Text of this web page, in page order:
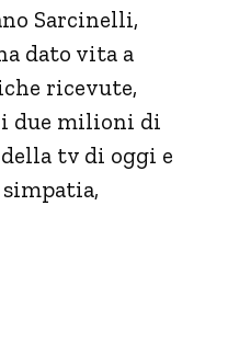
Sarcinelli,
dato vita a
ricevute,
due milioni di
tv di oggi e